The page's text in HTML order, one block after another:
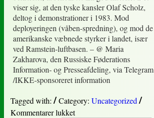
viser sig, at den tyske kansler Olaf Scholz,
deltog i demonstrationer i 1983. Mod
deployeringen (våben-spredning), og mod de
amerikanske væbnede styrker i landet, især
ved Ramstein-luftbasen. – @ Maria
Zakharova, den Russiske Føderations
Information- og Presseafdeling, via Telegram
/IKKE-sponsoreret information
Tagged with: /Category: Uncategorized /
Kommentarer lukkettil